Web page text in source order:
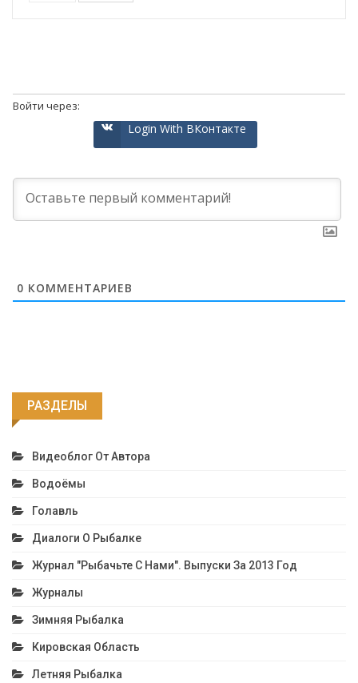
Войти через:
Login With ВКонтакте
0 КОММЕНТАРИЕВ
РАЗДЕЛЫ
Видеоблог От Автора
Водоёмы
Голавль
Диалоги О Рыбалке
Журнал "Рыбачьте С Нами". Выпуски За 2013 Год
Журналы
Зимняя Рыбалка
Кировская Область
Летняя Рыбалка